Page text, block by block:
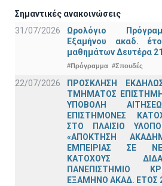
Σημαντικές ανακοινώσεις
31/07/2026
Ωρολόγιο
Εξαμήνου ακαδ.
μαθημάτων Δευτέρα
#Πρόγραμμα #Σπουδές
22/07/2026
ΠΡΟΣΚΛΗΣΗ
ΤΜΗΜΑΤΟΣ
ΥΠΟΒΟΛΗ
ΕΠΙΣΤΗΜΟΝΕΣ
ΣΤΟ ΠΛΑΙΣΙΟ
«ΑΠΟΚΤΗΣΗ
ΕΜΠΕΙΡΙΑΣ ΣΕ
ΚΑΤΟΧΟΥΣ
ΠΑΝΕΠΙΣΤΗΜΙΟ
ΕΞΑΜΗΝΟ ΑΚΑΔ. ΕΤΟΣ